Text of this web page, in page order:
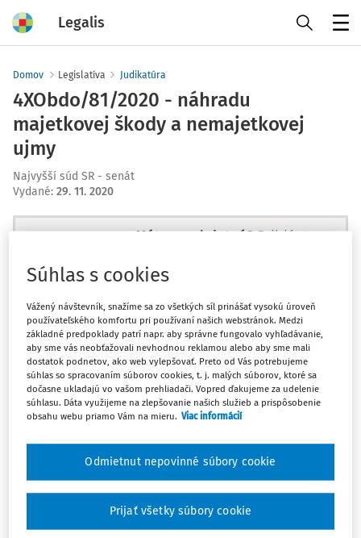
Legalis
Domov Legislatíva Judikatúra
4XObdo/81/2020 - náhradu
majetkovej škody a nemajetkovej
ujmy
Najvyšší súd SR - senát
Vydané: 29. 11. 2020
Máte predplatné? Prihláste sa
Ups, zatiaľ ste si prečítali len
začiatok...
Celý odborný obsah z tejto oblasti je
dostupný predplatiteľom portálu.
Odomknite si prístup k odbornému
obsahu a získajte prístup na 10 dní
zdarma, stačí sa len zaregistrovať.
Súhlas s cookies
Vážený návštevník, snažíme sa zo všetkých síl prinášať vysokú úroveň
používateľského komfortu pri používaní našich webstránok. Medzi
základné predpoklady patrí napr. aby správne fungovalo vyhľadávanie,
aby sme vás neobťažovali nevhodnou reklamou alebo aby sme mali
dostatok podnetov, ako web vylepšovať. Preto od Vás potrebujeme
súhlas so spracovaním súborov cookies, t. j. malých súborov, ktoré sa
dočasne ukladajú vo vašom prehliadači. Vopred ďakujeme za udelenie
súhlasu. Dáta využijeme na zlepšovanie našich služieb a prispôsobenie
obsahu webu priamo Vám na mieru. Viac informácií
Odmietnut nepovinné súbory cookie
Prijať všetky súbory cookie